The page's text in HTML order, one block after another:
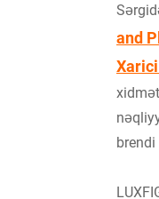
and
Xarici